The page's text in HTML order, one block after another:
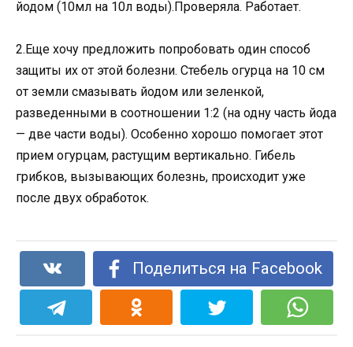
йодом (10мл на 10л воды).Проверяла. Работает.
2.Еще хочу предложить попробовать один способ
защиты их от этой болезни. Стебель огурца на 10 см
от земли смазывать йодом или зеленкой,
разведенными в соотношении 1:2 (на одну часть йода
— две части воды). Особенно хорошо помогает этот
прием огурцам, растущим вертикально. Гибель
грибков, вызывающих болезнь, происходит уже
после двух обработок.
Поделиться на Facebook